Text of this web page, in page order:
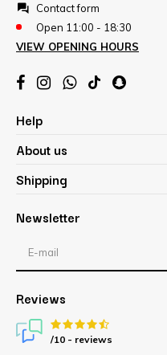
Contact form
Open 11:00 - 18:30
VIEW OPENING HOURS
Help
About us
Shipping
Newsletter
Reviews
/10 - reviews